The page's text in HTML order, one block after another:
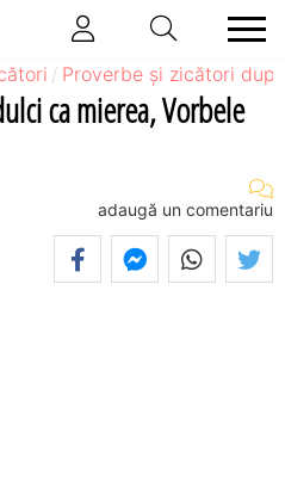
Proverbe și zicători
ca mierea, Vorbele
adaugă un comentariu